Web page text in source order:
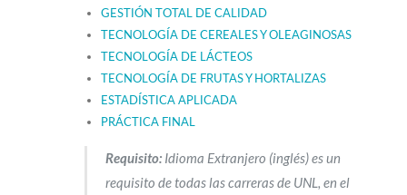
GESTIÓN TOTAL DE CALIDAD
TECNOLOGÍA DE CEREALES Y OLEAGINOSAS
TECNOLOGÍA DE LÁCTEOS
TECNOLOGÍA DE FRUTAS Y HORTALIZAS
ESTADÍSTICA APLICADA
PRÁCTICA FINAL
Requisito: Idioma Extranjero (inglés) es un
requisito de todas las carreras de UNL, en el